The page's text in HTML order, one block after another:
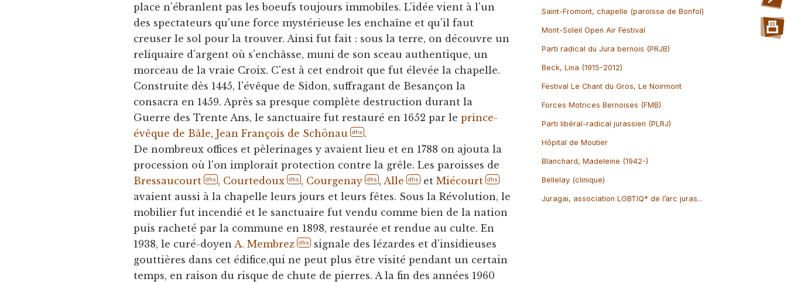
place n'ébranlent pas les boeufs toujours immobiles. L'idée vient à l'un
des spectateurs qu'une force mystérieuse les enchaîne et qu'il faut
creuser le sol pour la trouver. Ainsi fut fait : sous la terre, on découvre un
reliquaire d'argent où s'enchâsse, muni de son sceau authentique, un
morceau de la vraie Croix. C'est à cet endroit que fut élevée la chapelle.
Construite dès 1445, l'évêque de Sidon, suffragant de Besançon la
consacra en 1459. Après sa presque complète destruction durant la
Guerre des Trente Ans, le sanctuaire fut restauré en 1652 par leprince-
évêque de Bâle,Jean François de Schönau dhs .
De nombreux offices et pèlerinages y avaient lieu et en 1788 on ajouta la
procession où l'on implorait protection contre la grêle. Les paroisses de
Bressaucourt
dhs , Courtedoux dhs , Courgenay dhs , Alle dhs et Miécourt dhs
avaient aussi à la chapelle leurs jours et leurs fêtes. Sous la Révolution, le
mobilier fut incendié et le sanctuaire fut vendu comme bien de la nation
puis racheté par la commune en 1898, restaurée et rendue au culte. En
1938, le curé-doyen A. Membrez dhs
signale des lézardes et d'insidieuses
gouttières dans cet édifice,qui ne peut plus être visité pendant un certain
temps, en raison du risque de chute de pierres. A la fin des années 1960
Saint-Fromont, chapelle (paroisse de Bonfol)
Mont-Soleil Open Air Festival
Parti radical du Jura bernois (PRJB)
Beck, Lina (1915-2012)
Festival Le Chant du Gros, Le Noirmont
Forces Motrices Bernoises (FMB)
Parti libéral-radical jurassien (PLRJ)
Hôpital de Moutier
Blanchard, Madeleine (1942-)
Bellelay (clinique)
Juragai, association LGBTIQ* de l’arc juras...